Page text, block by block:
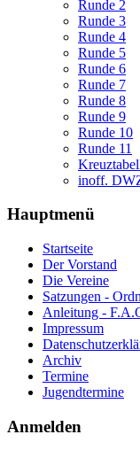
Runde 2
Runde 3
Runde 4
Runde 5
Runde 6
Runde 7
Runde 8
Runde 9
Runde 10
Runde 11
inoff.
Hauptmenü
Startseite
Der Vorstand
Die Vereine
Satzungen -
Anleitung -
Impressum
Archiv
Termine
Jugendtermine
Anmelden